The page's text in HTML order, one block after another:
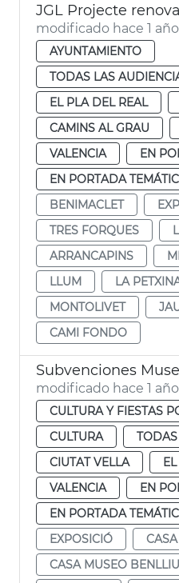
modificado hace 1 año
AYUNTAMIENTO
TODAS LAS
EL PLA DEL REAL
CAMINS AL GRAU
VALENCIA
EN
EN PORTADA
BENIMACLET
TRES FORQUES
ARRANCAPINS
LLUM
LA
MONTOLIVET
CAMI FONDO
modificado hace 1 año
CULTURA Y FIESTAS
CULTURA
CIUTAT VELLA
VALENCIA
EN
EN PORTADA
EXPOSICIÓ
CASA MUSEO